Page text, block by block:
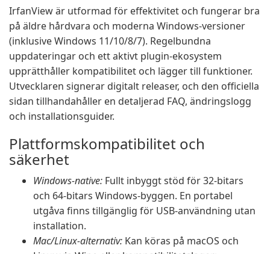
IrfanView är utformad för effektivitet och fungerar bra
på äldre hårdvara och moderna Windows-versioner
(inklusive Windows 11/10/8/7). Regelbundna
uppdateringar och ett aktivt plugin-ekosystem
upprätthåller kompatibilitet och lägger till funktioner.
Utvecklaren signerar digitalt releaser, och den officiella
sidan tillhandahåller en detaljerad FAQ, ändringslogg
och installationsguider.
Plattformskompatibilitet och
säkerhet
Windows-native: Fullt inbyggt stöd för 32-bitars
och 64-bitars Windows-byggen. En portabel
utgåva finns tillgänglig för USB-användning utan
installation.
Mac/Linux-alternativ: Kan köras på macOS och